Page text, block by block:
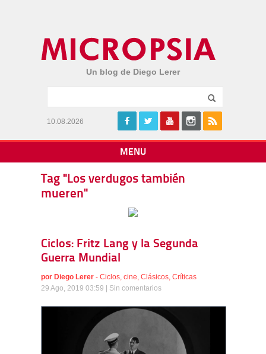
Un blog de Diego Lerer
10.08.2026
MENU
Tag "Los verdugos también
mueren"
Ciclos: Fritz Lang y la Segunda
Guerra Mundial
por Diego Lerer - Ciclos, cine, Clásicos, Críticas
29 Ago, 2019 03:59 | Sin comentarios